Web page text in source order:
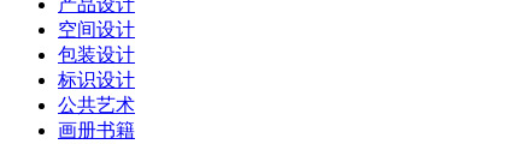
产品设计
空间设计
包装设计
标识设计
公共艺术
画册书籍